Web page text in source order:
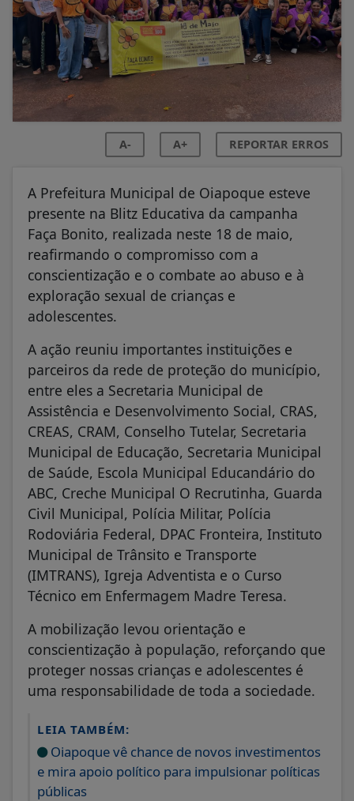
A- A+ REPORTAR ERROS
A Prefeitura Municipal de Oiapoque esteve
presente na Blitz Educativa da campanha
Faça Bonito, realizada neste 18 de maio,
reafirmando o compromisso com a
conscientização e o combate ao abuso e à
exploração sexual de crianças e
adolescentes.
A ação reuniu importantes instituições e
parceiros da rede de proteção do município,
entre eles a Secretaria Municipal de
Assistência e Desenvolvimento Social, CRAS,
CREAS, CRAM, Conselho Tutelar, Secretaria
Municipal de Educação, Secretaria Municipal
de Saúde, Escola Municipal Educandário do
ABC, Creche Municipal O Recrutinha, Guarda
Civil Municipal, Polícia Militar, Polícia
Rodoviária Federal, DPAC Fronteira, Instituto
Municipal de Trânsito e Transporte
(IMTRANS), Igreja Adventista e o Curso
Técnico em Enfermagem Madre Teresa.
A mobilização levou orientação e
conscientização à população, reforçando que
proteger nossas crianças e adolescentes é
uma responsabilidade de toda a sociedade.
LEIA TAMBÉM:
Oiapoque vê chance de novos investimentos
e mira apoio político para impulsionar políticas
públicas